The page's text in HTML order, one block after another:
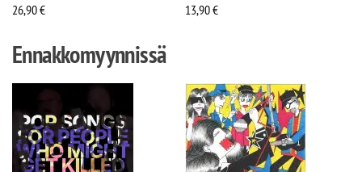
26,90€
13,90€
Ennakkomyynnissä